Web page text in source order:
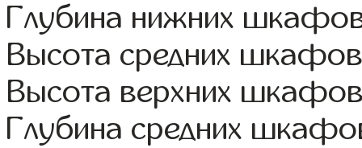
Глубина нижних
Высота средних
Высота верхних
Глубина средних